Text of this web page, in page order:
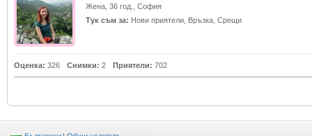
Жена, 36 год., София
Тук съм за: Нови приятели, Връзка, Срещи
Оценка: 326 Снимки: 2 Приятели: 702